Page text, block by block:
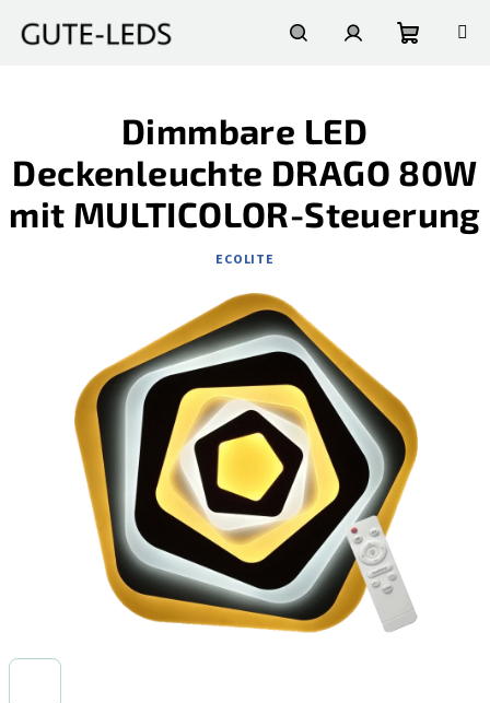
Inhalt
Dimmbare LED
Deckenleuchte DRAGO 80W
mit MULTICOLOR-Steuerung
ECOLITE